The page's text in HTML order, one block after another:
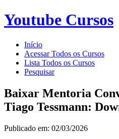
Youtube Cursos
Início
Acessar Todos os Cursos
Lista Todos os Cursos
Pesquisar
Baixar Mentoria
Tiago Tessmann:
Publicado em: 02/03/2026